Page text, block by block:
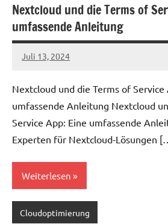
Nextcloud und die Terms of
umfassende Anleitung
Juli 13, 2024
admin
Nextcloud und die Terms of Service
umfassende Anleitung Nextcloud
Service App: Eine umfassende
Experten für Nextcloud-Lösungen
Weiterlesen
Cloudoptimierung